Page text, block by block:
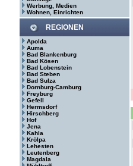
Werbung, Medien
Wohnen, Einrichten
REGIONEN
Apolda
Auma
Bad Blankenburg
Bad Kösen
Bad Lobenstein
Bad Steben
Bad Sulza
Dornburg-Camburg
Freyburg
Gefell
Hermsdorf
Hirschberg
Hof
Jena
Kahla
Krölpa
Lehesten
Leutenberg
Magdala